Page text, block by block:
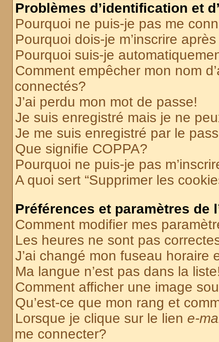
Problèmes d’identification et
Pourquoi ne puis-je pas me
Pourquoi dois-je m’inscrire
Pourquoi suis-je
Comment empêcher mon nom
connectés?
J’ai perdu mon mot de passe!
Je suis enregistré mais je ne
Je me suis enregistré par le
Que signifie COPPA?
Pourquoi ne puis-je pas
A quoi sert “Supprimer les
Préférences et paramètres de
Comment modifier mes
Les heures ne sont pas
J’ai changé mon fuseau horaire
Ma langue n’est pas dans la
Comment afficher une image
Qu’est-ce que mon rang et
Lorsque je clique sur le lien e-
me connecter?